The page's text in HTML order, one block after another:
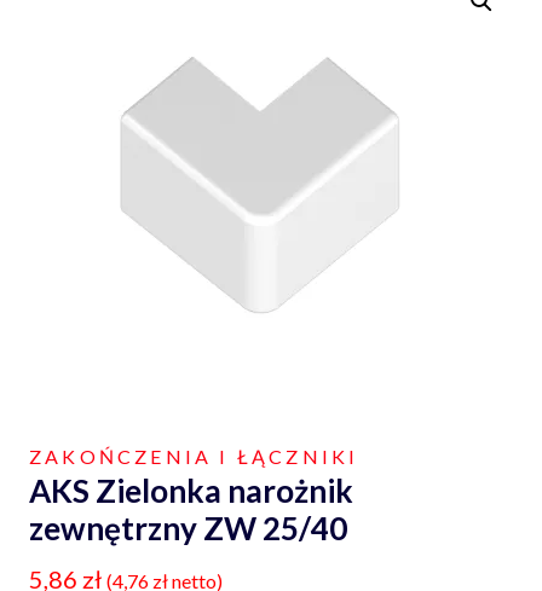
ZAKOŃCZENIA I ŁĄCZNIKI
AKS Zielonka narożnik
zewnętrzny ZW 25/40
5,86 zł (4,76 złnetto)